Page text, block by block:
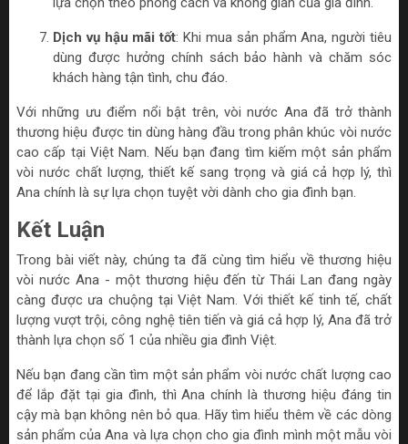
Dịch vụ hậu mãi tốt: Khi mua sản phẩm Ana, người tiêu
dùng được hưởng chính sách bảo hành và chăm sóc
khách hàng tận tình, chu đáo.
Với những ưu điểm nổi bật trên, vòi nước Ana đã trở thành
thương hiệu được tin dùng hàng đầu trong phân khúc vòi nước
cao cấp tại Việt Nam. Nếu bạn đang tìm kiếm một sản phẩm
vòi nước chất lượng, thiết kế sang trọng và giá cả hợp lý, thì
Ana chính là sự lựa chọn tuyệt vời dành cho gia đình bạn.
Kết Luận
Trong bài viết này, chúng ta đã cùng tìm hiểu về thương hiệu
vòi nước Ana - một thương hiệu đến từ Thái Lan đang ngày
càng được ưa chuộng tại Việt Nam. Với thiết kế tinh tế, chất
lượng vượt trội, công nghệ tiên tiến và giá cả hợp lý, Ana đã trở
thành lựa chọn số 1 của nhiều gia đình Việt.
Nếu bạn đang cần tìm một sản phẩm vòi nước chất lượng cao
để lắp đặt tại gia đình, thì Ana chính là thương hiệu đáng tin
cậy mà bạn không nên bỏ qua. Hãy tìm hiểu thêm về các dòng
sản phẩm của Ana và lựa chọn cho gia đình mình một mẫu vòi